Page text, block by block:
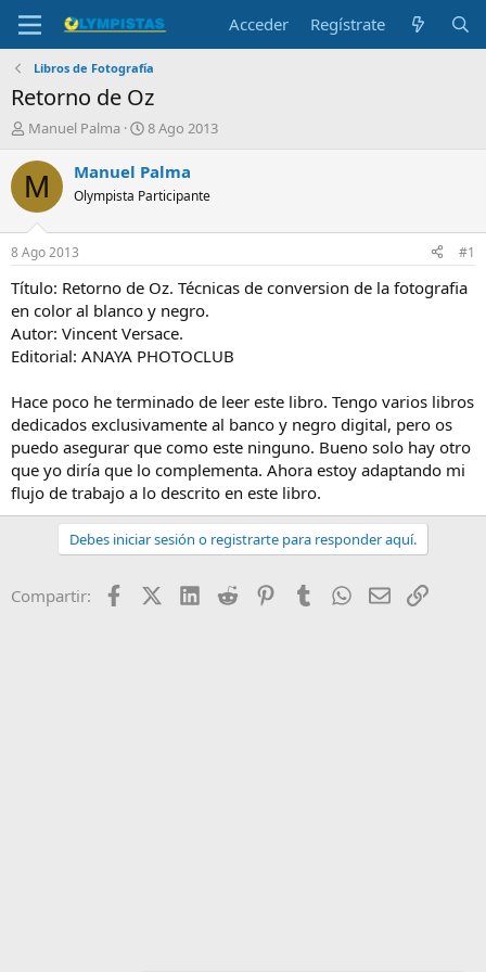
Acceder Regístrate
Libros de Fotografía
Retorno de Oz
I
i
c
a
o
r
e
l
t
m
a
Manuel Palma
F
c
a
i
n
c
i
o
8 Ago 2013
M Manuel Palma
Olympista Participante
8 Ago 2013 #1
Título: Retorno de Oz. Técnicas de conversion de la fotografia
en color al blanco y negro.
Autor: Vincent Versace.
Editorial: ANAYA PHOTOCLUB
Hace poco he terminado de leer este libro. Tengo varios libros
dedicados exclusivamente al banco y negro digital, pero os
puedo asegurar que como este ninguno. Bueno solo hay otro
que yo diría que lo complementa. Ahora estoy adaptando mi
flujo de trabajo a lo descrito en este libro.
Debes iniciar sesión o registrarte para responder aquí.
Compartir: FacebookX (Twitter)
LinkedIn
Reddit PinterestTumblr WhatsApp
EmailEnlace